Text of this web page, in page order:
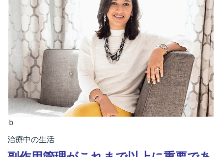
ｂ
治療中の生活